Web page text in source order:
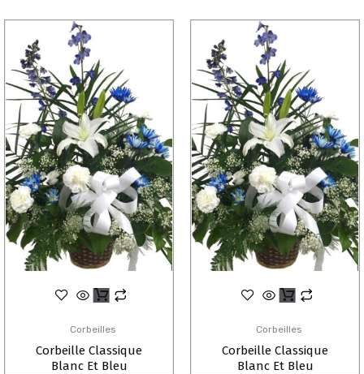
Corbeilles
Corbeille Classique
Blanc Et Bleu
Corbeilles
Corbeille Classique
Blanc Et Bleu